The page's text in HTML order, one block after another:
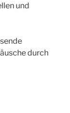
und
durch